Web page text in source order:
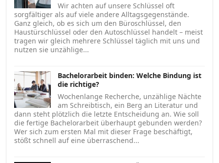
Wir achten auf unsere Schlüssel oft
sorgfältiger als auf viele andere Alltagsgegenstände.
Ganz gleich, ob es sich um den Büroschlüssel, den
Haustürschlüssel oder den Autoschlüssel handelt – meist
tragen wir gleich mehrere Schlüssel täglich mit uns und
nutzen sie unzählige...
Bachelorarbeit binden: Welche Bindung ist
die richtige?
Wochenlange Recherche, unzählige Nächte
am Schreibtisch, ein Berg an Literatur und
dann steht plötzlich die letzte Entscheidung an. Wie soll
die fertige Bachelorarbeit überhaupt gebunden werden?
Wer sich zum ersten Mal mit dieser Frage beschäftigt,
stößt schnell auf eine überraschend...